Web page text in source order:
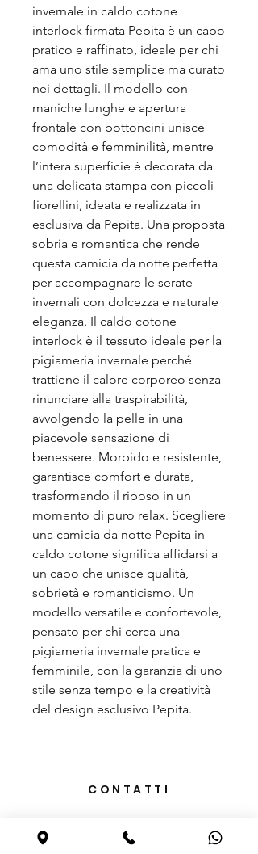
invernale in caldo cotone
interlock firmata Pepita è un capo
pratico e raffinato, ideale per chi
ama uno stile semplice ma curato
nei dettagli. Il modello con
maniche lunghe e apertura
frontale con bottoncini unisce
comodità e femminilità, mentre
l’intera superficie è decorata da
una delicata stampa con piccoli
fiorellini, ideata e realizzata in
esclusiva da Pepita. Una proposta
sobria e romantica che rende
questa camicia da notte perfetta
per accompagnare le serate
invernali con dolcezza e naturale
eleganza. Il caldo cotone
interlock è il tessuto ideale per la
pigiameria invernale perché
trattiene il calore corporeo senza
rinunciare alla traspirabilità,
avvolgendo la pelle in una
piacevole sensazione di
benessere. Morbido e resistente,
garantisce comfort e durata,
trasformando il riposo in un
momento di puro relax. Scegliere
una camicia da notte Pepita in
caldo cotone significa affidarsi a
un capo che unisce qualità,
sobrietà e romanticismo. Un
modello versatile e confortevole,
pensato per chi cerca una
pigiameria invernale pratica e
femminile, con la garanzia di uno
stile senza tempo e la creatività
del design esclusivo Pepita.
CONTATTI
21019 - Somma Lombardo